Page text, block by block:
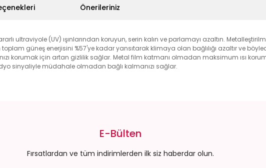
Önerileriniz
ultraviyole (UV) ışınlarından koruyun, serin kalın ve parlamayı azaltın.
güneş enerjisini %57'ye kadar yansıtarak klimaya olan bağlılığı azaltır ve
korumak için artan gizlilik sağlar. Metal film katmanı olmadan maksimum ısı
sinyaliyle müdahale olmadan bağlı kalmanızı sağlar.
Yorum Yaz
E-Bülten
Fırsatlardan ve tüm indirimlerden ilk siz haberdar olun.